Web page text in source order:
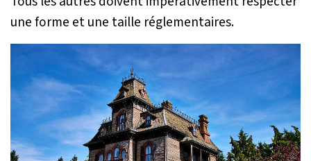
une forme et une taille réglementaires.